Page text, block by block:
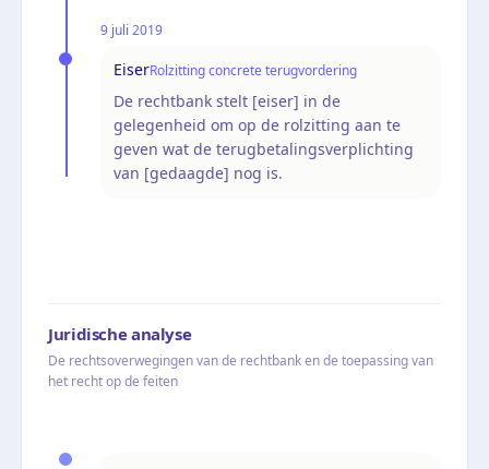
9 juli 2019
EiserRolzitting concrete terugvordering
De rechtbank stelt [eiser] in de
gelegenheid om op de rolzitting aan te
geven wat de terugbetalingsverplichting
van [gedaagde] nog is.
Juridische analyse
De rechtsoverwegingen van de rechtbank en de toepassing van
het recht op de feiten